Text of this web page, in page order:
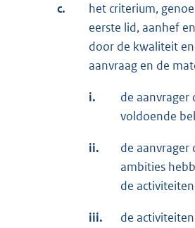
c.
het criterium,
eerste lid, aanhef
door de kwaliteit
aanvraag en de
i.
de aanvrager
voldoende
ii.
de aanvrager
ambities
de
iii.
de